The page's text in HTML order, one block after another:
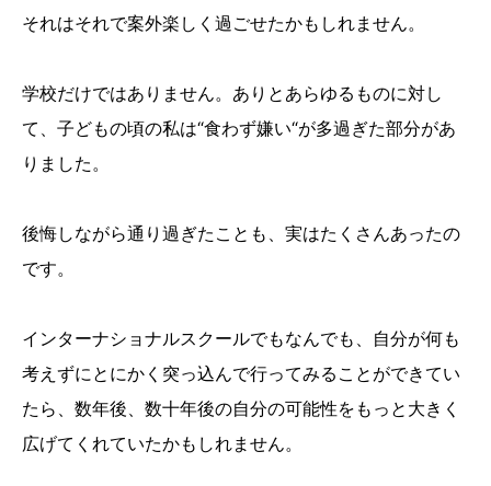
それはそれで案外楽しく過ごせたかもしれません。
学校だけではありません。ありとあらゆるものに対し
て、子どもの頃の私は“食わず嫌い“が多過ぎた部分があ
りました。
後悔しながら通り過ぎたことも、実はたくさんあったの
です。
インターナショナルスクールでもなんでも、自分が何も
考えずにとにかく突っ込んで行ってみることができてい
たら、数年後、数十年後の自分の可能性をもっと大きく
広げてくれていたかもしれません。